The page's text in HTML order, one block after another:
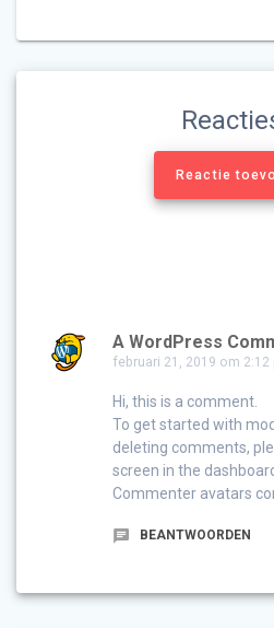
Reactie
A WordPress
februari 21, 2019 om 2:12
Hi, this is a comment.
To get started with
deleting comments,
screen in the
Commenter avatars
BEANTWOORDEN